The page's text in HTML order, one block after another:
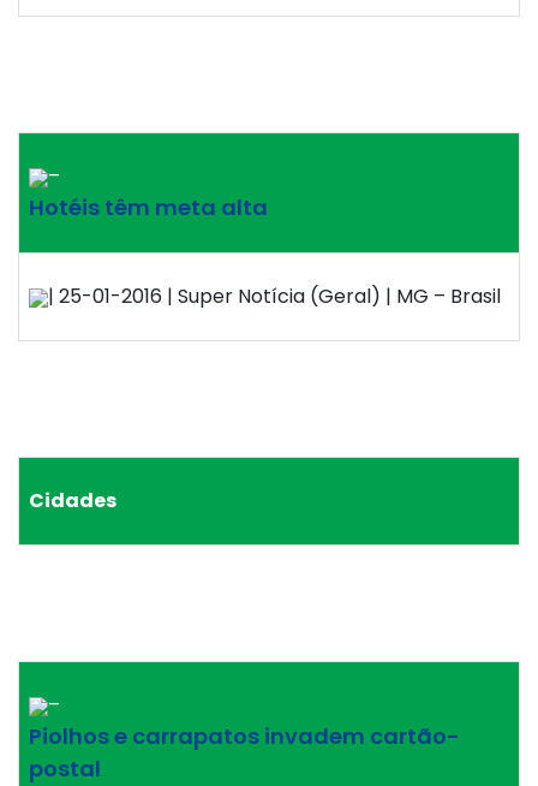
–
Hotéis têm meta alta
| 25-01-2016 | Super Notícia (Geral) | MG – Brasil
Cidades
–
Piolhos e carrapatos invadem cartão-
postal